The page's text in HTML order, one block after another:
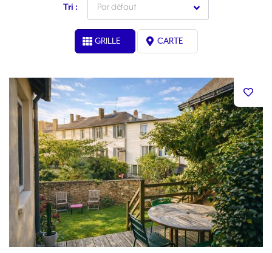
Tri : Par défaut
GRILLE CARTE